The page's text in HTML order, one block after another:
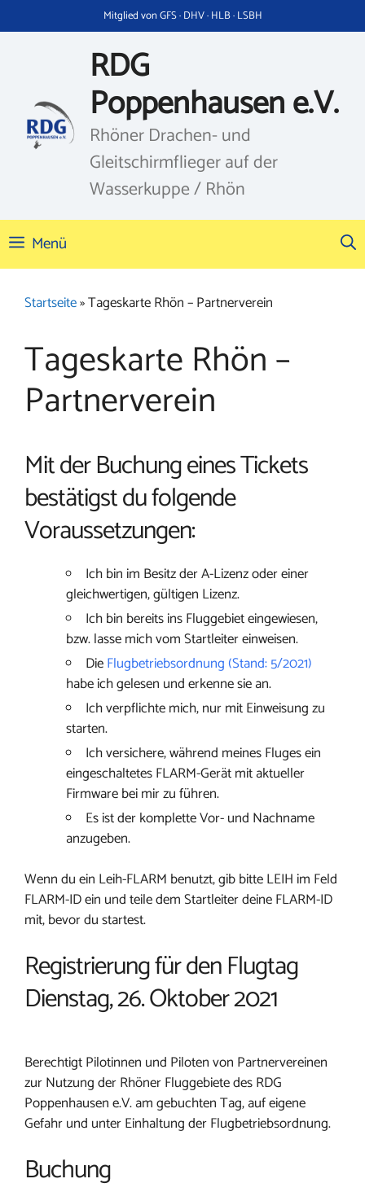
Inhalt
Mitglied von GFS · DHV · HLB · LSBH
RDG
Poppenhausen e.V.
Rhöner Drachen- und
Gleitschirmflieger auf der
Wasserkuppe / Rhön
Menü
Startseite»Tageskarte Rhön – Partnerverein
Tageskarte Rhön –
Partnerverein
Mit der Buchung eines Tickets
bestätigst du folgende
Voraussetzungen:
Ich bin im Besitz der A-Lizenz oder einer
gleichwertigen, gültigen Lizenz.
Ich bin bereits ins Fluggebiet eingewiesen,
bzw. lasse mich vom Startleiter einweisen.
DieFlugbetriebsordnung (Stand: 5/2021)
habe ich gelesen und erkenne sie an.
Ich verpflichte mich, nur mit Einweisung zu
starten.
Ich versichere, während meines Fluges ein
eingeschaltetes FLARM-Gerät mit aktueller
Firmware bei mir zu führen.
Es ist der komplette Vor- und Nachname
anzugeben.
Wenn du ein Leih-FLARM benutzt, gib bitte LEIH im Feld
FLARM-ID ein und teile dem Startleiter deine FLARM-ID
mit, bevor du startest.
Registrierung für den Flugtag
Dienstag, 26. Oktober 2021
Berechtigt Pilotinnen und Piloten von Partnervereinen
zur Nutzung der Rhöner Fluggebiete des RDG
Poppenhausen e.V. am gebuchten Tag, auf eigene
Gefahr und unter Einhaltung der Flugbetriebsordnung.
Buchung